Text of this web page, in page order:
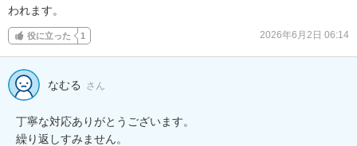
われます。
役に立った 1 2026年6月2日 06:14
なむる さん
丁寧な対応ありがとうございます。
繰り返しすみません。